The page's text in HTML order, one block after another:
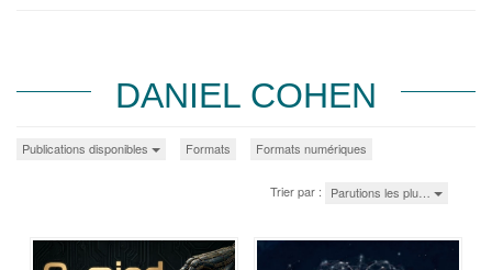
DANIEL COHEN
Publications disponibles Formats Formats numériques
Trier par : Parutions les plu…